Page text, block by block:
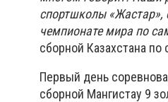
спортшколы
чемпионате мира по
сборной Казахстана
Первый день
сборной Мангистау 9